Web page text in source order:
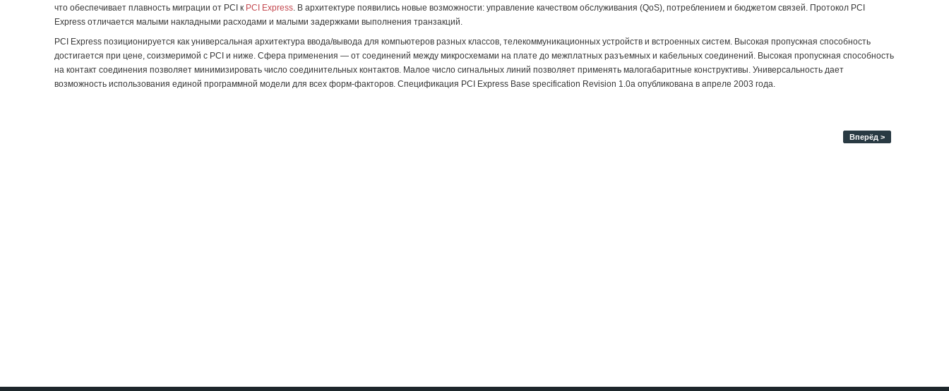
что обеспечивает плавность миграции от PCI к PCI Express. В архитектуре появились новые возможности: управление качеством обслуживания (QoS), потреблением и бюджетом связей. Протокол PCI
Express отличается малыми накладными расходами и малыми задержками выполнения транзакций.
PCI Express позиционируется как универсальная архитектура ввода/вывода для компьютеров разных классов, телекоммуникационных устройств и встроенных систем. Высокая пропускная способность
достигается при цене, соизмеримой с PCI и ниже. Сфера применения — от соединений между микросхемами на плате до межплатных разъемных и кабельных соединений. Высокая пропускная способность
на контакт соединения позволяет минимизировать число соединительных контактов. Малое число сигнальных линий позволяет применять малогабаритные конструктивы. Универсальность дает
возможность использования единой программной модели для всех форм-факторов. Спецификация PCI Express Base specification Revision 1.0a опубликована в апреле 2003 года.
Вперёд >